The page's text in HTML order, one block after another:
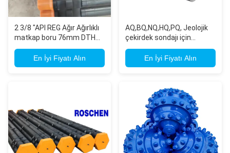
2 3/8 "API REG Ağır Ağırlıklı
matkap boru 76mm DTH
matkap boru tüpü Su
kuyusu matkapı için
En İyi Fiyatı Alın
AQ,BQ,NQ,HQ,PQ, Jeolojik
çekirdek sondajı için
Minging çekirdek
matkaplarıEn İyi Fiyatı Alın